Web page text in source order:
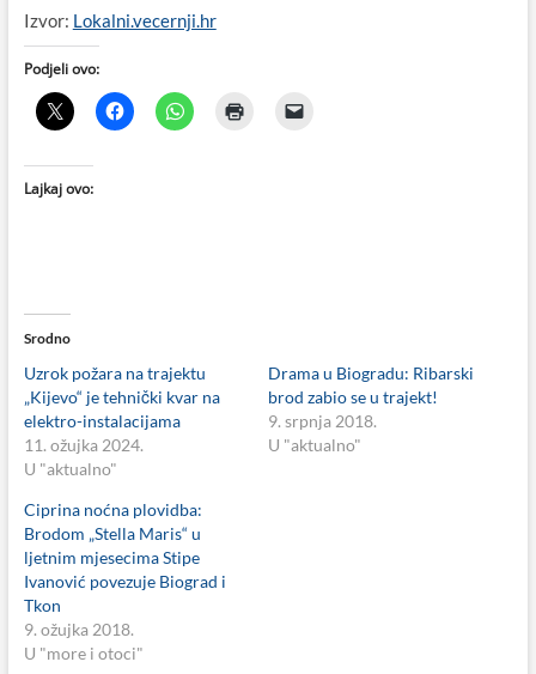
Izvor: Lokalni.vecernji.hr
Podjeli ovo:
Lajkaj ovo:
Srodno
Uzrok požara na trajektu
„Kijevo“ je tehnički kvar na
elektro-instalacijama
11. ožujka 2024.
U "aktualno"
Drama u Biogradu: Ribarski
brod zabio se u trajekt!
9. srpnja 2018.
U "aktualno"
Ciprina noćna plovidba:
Brodom „Stella Maris“ u
ljetnim mjesecima Stipe
Ivanović povezuje Biograd i
Tkon
9. ožujka 2018.
U "more i otoci"